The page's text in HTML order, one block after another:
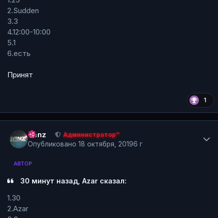
2.Sudden
3.3
4.12:00-10:00
5.1
6.есть
Принят
1
Renz Администратор™
Опубликовано 18 октября, 20196 г
АВТОР
30 минут назад, Azar сказал:
1.30
2.Azar